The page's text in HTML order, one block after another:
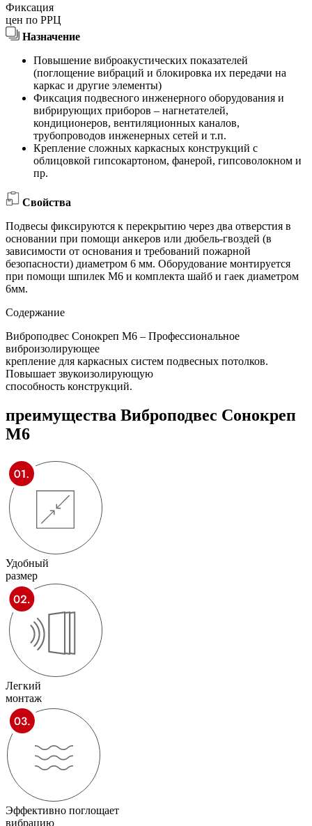
Фиксация
цен по РРЦ
Назначение
Повышение виброакустических показателей
(поглощение вибраций и блокировка их передачи на
каркас и другие элементы)
Фиксация подвесного инженерного оборудования и
вибрирующих приборов – нагнетателей,
кондиционеров, вентиляционных каналов,
трубопроводов инженерных сетей и т.п.
Крепление сложных каркасных конструкций с
облицовкой гипсокартоном, фанерой, гипсоволокном и
пр.
Свойства
Подвесы фиксируются к перекрытию через два отверстия в
основании при помощи анкеров или дюбель-гвоздей (в
зависимости от основания и требований пожарной
безопасности) диаметром 6 мм. Оборудование монтируется
при помощи шпилек М6 и комплекта шайб и гаек диаметром
6мм.
Содержание
Виброподвес Сонокреп М6 – Профессиональное
виброизолирующее
крепление для каркасных систем подвесных потолков.
Повышает звукоизолирующую
способность конструкций.
преимущества Виброподвес Сонокреп
M6
Удобный
размер
Легкий
монтаж
Эффективно поглощает
вибрацию